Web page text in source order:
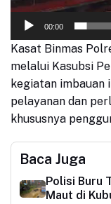
00:00
Kasat Binmas
melalui Kasubsi
kegiatan imbauan
pelayanan dan
khususnya
Baca Juga
Polisi Buru
Maut di